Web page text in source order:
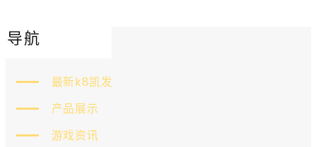
导航
最新k8凯发
产品展示
游戏资讯